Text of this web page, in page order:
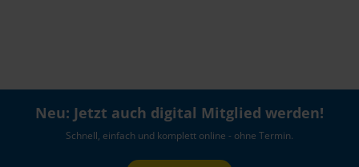
Neu: Jetzt auch digital Mitglied werden!
Schnell, einfach und komplett online - ohne Termin.